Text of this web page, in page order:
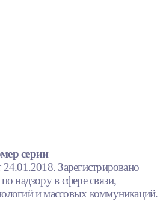
серии
Зарегистрировано
надзору в сфере связи,
и массовых коммуникаций.